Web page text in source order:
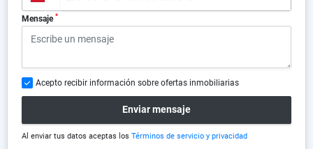
Mensaje *
Acepto recibir información sobre ofertas inmobiliarias
Enviar mensaje
Al enviar tus datos aceptas los Términos de servicio y privacidad